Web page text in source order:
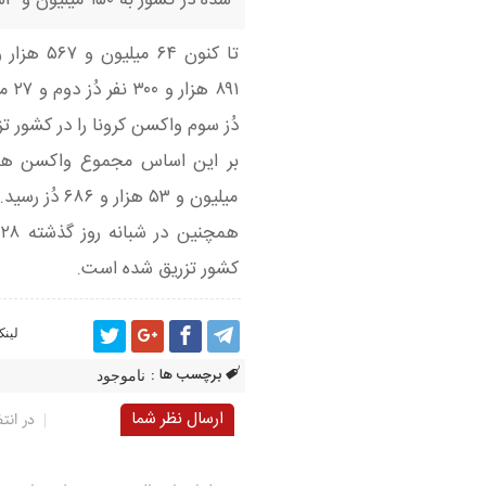
دُز سوم واکسن کرونا را در کشور
میلیون و ۵۳ هزار و ۶۸۶ دُز رسید.
کشور تزریق شده است.
برچسب ها : ناموجود
ارسال نظر شما
در